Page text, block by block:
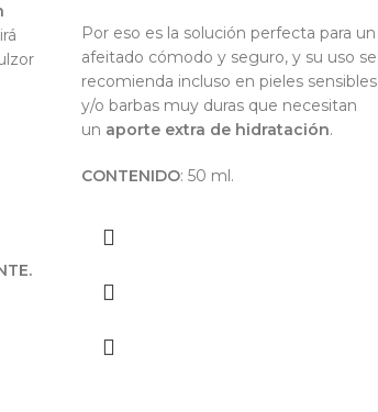
Por eso es la solución perfecta para un
afeitado cómodo y seguro, y su uso se
recomienda incluso en pieles sensibles
y/o barbas muy duras que necesitan
un aporte extra de hidratación.
CONTENIDO: 50 ml.